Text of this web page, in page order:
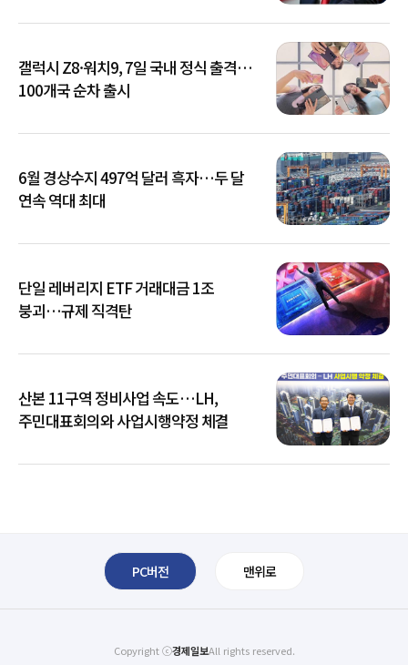
갤럭시 Z8·워치9, 7일 국내 정식 출격…
100개국 순차 출시
6월 경상수지 497억 달러 흑자…두 달
연속 역대 최대
단일 레버리지 ETF 거래대금 1조
붕괴…규제 직격탄
산본 11구역 정비사업 속도…LH,
주민대표회의와 사업시행약정 체결
PC버전 맨위로
Copyright ⓒ경제일보All rights reserved.